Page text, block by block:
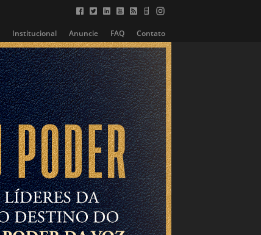
Institucional Anuncie FAQ Contato